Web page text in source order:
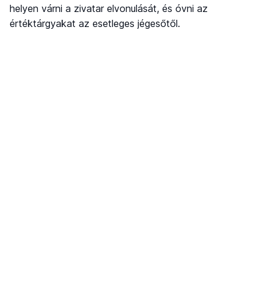
helyen várni a zivatar elvonulását, és óvni az
értéktárgyakat az esetleges jégesőtől.